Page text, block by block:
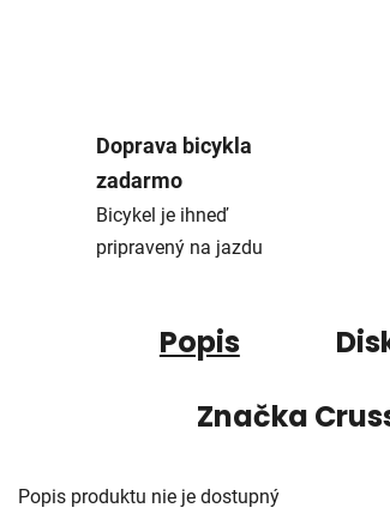
Doprava bicykla
zadarmo
Bicykel je ihneď
pripravený na jazdu
Popis
Značka
Popis produktu nie je dostupný